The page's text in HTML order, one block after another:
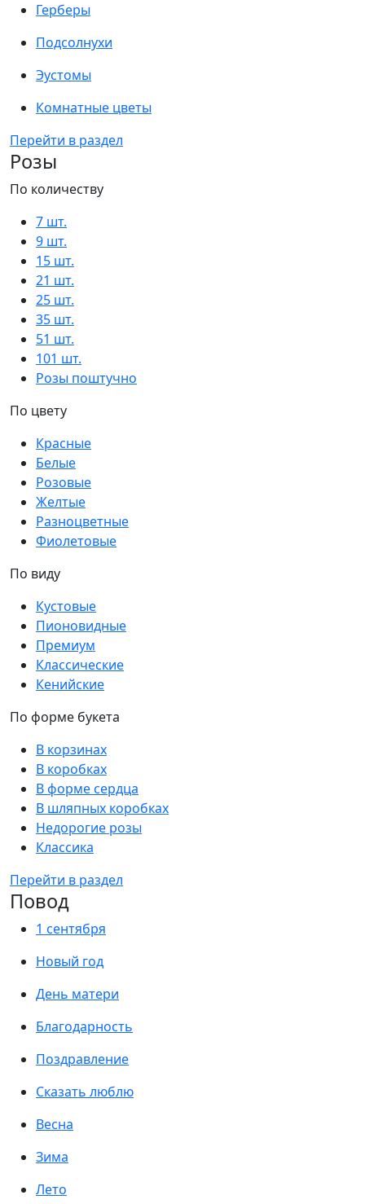
Герберы
Подсолнухи
Эустомы
Комнатные цветы
Перейти в раздел
Розы
По количеству
7 шт.
9 шт.
15 шт.
21 шт.
25 шт.
35 шт.
51 шт.
101 шт.
Розы поштучно
По цвету
Красные
Белые
Розовые
Желтые
Разноцветные
Фиолетовые
По виду
Кустовые
Пионовидные
Премиум
Классические
Кенийские
По форме букета
В корзинах
В коробках
В форме сердца
В шляпных коробках
Недорогие розы
Классика
Перейти в раздел
Повод
1 сентября
Новый год
День матери
Благодарность
Поздравление
Сказать люблю
Весна
Зима
Лето